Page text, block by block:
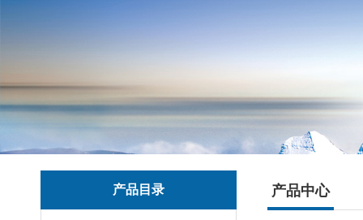
产品目录 产品中心